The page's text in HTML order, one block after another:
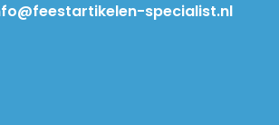
specialist.nl